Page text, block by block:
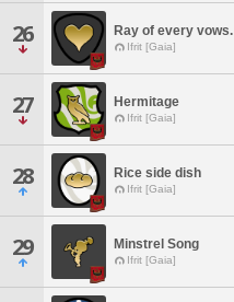
26 Ray of every vows.
Ifrit [Gaia]
27 Hermitage
Ifrit [Gaia]
28 Rice side dish
Ifrit [Gaia]
29 Minstrel Song
Ifrit [Gaia]